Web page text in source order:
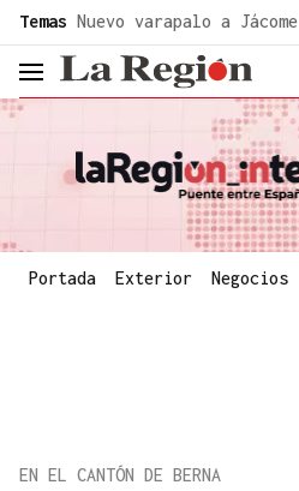
Temas Nuevo varapalo a Jácome
header.menu.open
Portada Exterior Negocios
EN EL CANTÓN DE BERNA